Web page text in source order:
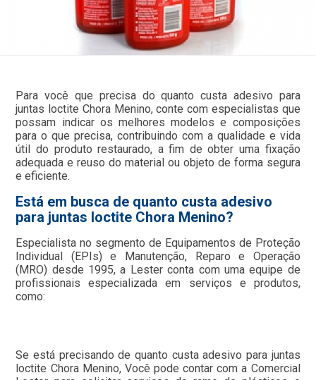
Para você que precisa do quanto custa adesivo para
juntas loctite Chora Menino, conte com especialistas que
possam indicar os melhores modelos e composições
para o que precisa, contribuindo com a qualidade e vida
útil do produto restaurado, a fim de obter uma fixação
adequada e reuso do material ou objeto de forma segura
e eficiente.
Está em busca de quanto custa adesivo
para juntas loctite Chora Menino?
Especialista no segmento de Equipamentos de Proteção
Individual (EPIs) e Manutenção, Reparo e Operação
(MRO) desde 1995, a Lester conta com uma equipe de
profissionais especializada em serviços e produtos,
como:
Se está precisando de quanto custa adesivo para juntas
loctite Chora Menino, Você pode contar com a Comercial